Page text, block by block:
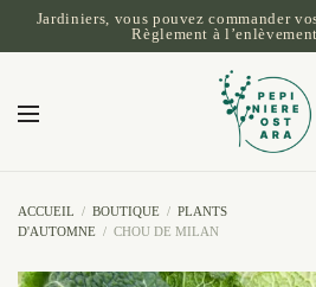
Jardiniers, vous pouvez commander
Règlement à
ACCUEIL / BOUTIQUE / PLANTS
D'AUTOMNE / CHOU DE MILAN